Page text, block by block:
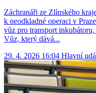
Záchranáři ze Zlínského
k neodkladné operaci v
vůz pro transport
Vůz, který dává...
29. 4. 2026 16:04 Hlavní